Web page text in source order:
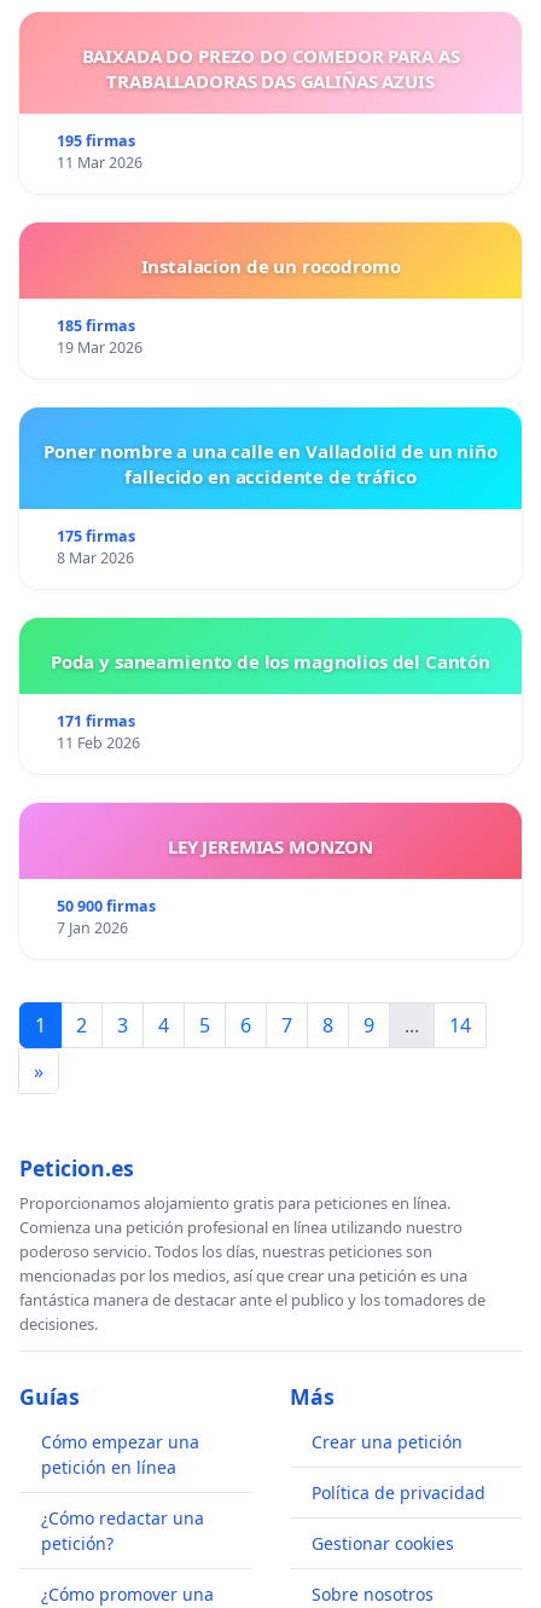
BAIXADA DO PREZO DO COMEDOR PARA AS
TRABALLADORAS DAS GALIÑAS AZUIS
195 firmas
11 Mar 2026
Instalacion de un rocodromo
185 firmas
19 Mar 2026
Poner nombre a una calle en Valladolid de un niño
fallecido en accidente de tráfico
175 firmas
8 Mar 2026
Poda y saneamiento de los magnolios del Cantón
171 firmas
11 Feb 2026
LEY JEREMIAS MONZON
50 900 firmas
7 Jan 2026
1 2 3 4 5 6 7 8 9 ...
14
»
Peticion.es
Proporcionamos alojamiento gratis para peticiones en línea.
Comienza una petición profesional en línea utilizando nuestro
poderoso servicio. Todos los días, nuestras peticiones son
mencionadas por los medios, así que crear una petición es una
fantástica manera de destacar ante el publico y los tomadores de
decisiones.
Guías
Cómo empezar una
petición en línea
¿Cómo redactar una
petición?
¿Cómo promover una
Más
Crear una petición
Política de privacidad
Gestionar cookies
Sobre nosotros